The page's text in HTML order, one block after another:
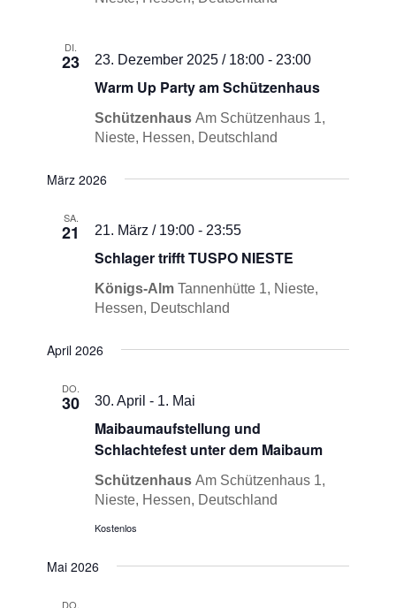
DI.
23
Warm Up Party am Schützenhaus
23. Dezember 2025 / 18:00 - 23:00
SchützenhausAm Schützenhaus 1,
Nieste, Hessen, Deutschland
März 2026
SA.
21
Schlager trifft TUSPO NIESTE
21. März / 19:00 - 23:55
Königs-AlmTannenhütte 1, Nieste,
Hessen, Deutschland
April 2026
DO.
30
Maibaumaufstellung und
Schlachtefest unter dem Maibaum
30. April - 1. Mai
SchützenhausAm Schützenhaus 1,
Nieste, Hessen, Deutschland
Kostenlos
Mai 2026
DO.